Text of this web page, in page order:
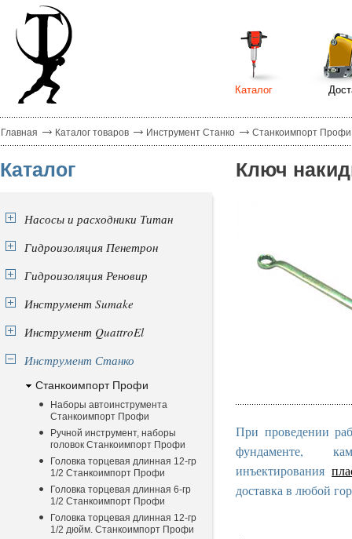
Каталог
Главная Каталог товаров Инструмент Станко Станкоимпорт Профи
Каталог
Насосы и расходники Титан
Гидроизоляция Пенетрон
Гидроизоляция Реновир
Инструмент Sumake
Инструмент QuattroEl
Инструмент Станко
Станкоимпорт Профи
Наборы автоинструмента
Станкоимпорт Профи
Ручной инструмент, наборы
головок Станкоимпорт Профи
Головка торцевая длинная 12-гр
1/2 Станкоимпорт Профи
Головка торцевая длинная 6-гр
1/2 Станкоимпорт Профи
Головка торцевая длинная 12-гр
1/2 дюйм. Станкоимпорт Профи
Ключ
При проведении
фундаменте,
инъектирования
доставка в любой